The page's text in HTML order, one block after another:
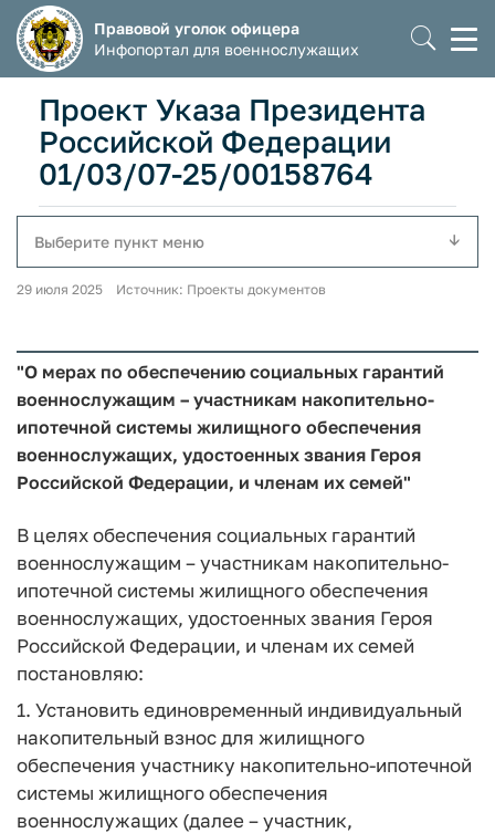
Правовой уголок офицера
Инфопортал для военнослужащих
Проект Указа Президента
Российской Федерации
01/03/07-25/00158764
Выберите пункт меню
29 июля 2025 Источник: Проекты документов
"О мерах по обеспечению социальных гарантий
военнослужащим – участникам накопительно-
ипотечной системы жилищного обеспечения
военнослужащих, удостоенных звания Героя
Российской Федерации, ‎и членам их семей"
В целях обеспечения социальных гарантий
военнослужащим – участникам накопительно-
ипотечной системы жилищного обеспечения
военнослужащих, удостоенных звания Героя
Российской Федерации, и членам их семей
постановляю:
1. Установить единовременный индивидуальный
накопительный взнос для жилищного
обеспечения участнику накопительно-ипотечной
системы жилищного обеспечения
военнослужащих (далее – участник,